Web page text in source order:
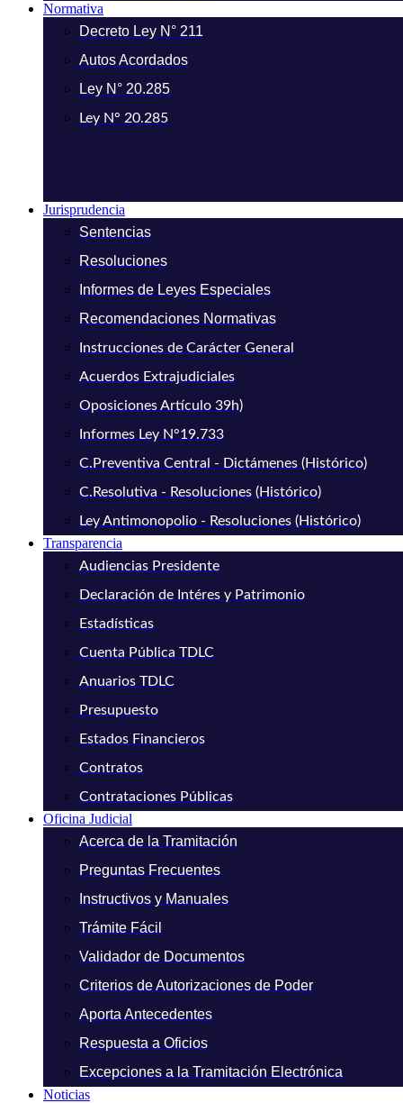
Normativa
Decreto Ley N° 211
Autos Acordados
Ley N° 20.285
Ley N° 20.285
Jurisprudencia
Sentencias
Resoluciones
Informes de Leyes Especiales
Recomendaciones Normativas
Instrucciones de Carácter General
Acuerdos Extrajudiciales
Oposiciones Artículo 39h)
Informes Ley N°19.733
C.Preventiva Central - Dictámenes (Histórico)
C.Resolutiva - Resoluciones (Histórico)
Ley Antimonopolio - Resoluciones (Histórico)
Transparencia
Audiencias Presidente
Declaración de Intéres y Patrimonio
Estadísticas
Cuenta Pública TDLC
Anuarios TDLC
Presupuesto
Estados Financieros
Contratos
Contrataciones Públicas
Oficina Judicial
Acerca de la Tramitación
Preguntas Frecuentes
Instructivos y Manuales
Trámite Fácil
Validador de Documentos
Criterios de Autorizaciones de Poder
Aporta Antecedentes
Respuesta a Oficios
Excepciones a la Tramitación Electrónica
Noticias